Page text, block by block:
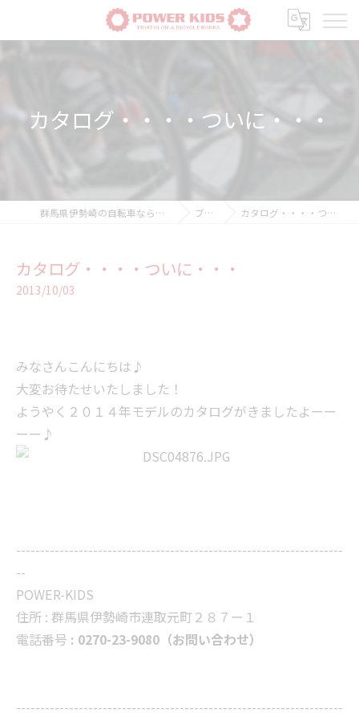
カタログ・・・・ついに・・・
群馬県伊勢崎の自転車ならPOWER-KIDS ブログ カタログ・・・・ついに・・・
カタログ・・・・ついに・・・
2013/10/03
みなさんこんにちは♪
大変お待たせいたしました！
ようやく２０１４年モデルのカタログがきましたよーー
ーー♪
--------------------------------------------------------------------
--
POWER-KIDS
住所 : 群馬県伊勢崎市連取元町２８７ー１
電話番号 : 0270-23-9080（お問い合わせ）
--------------------------------------------------------------------